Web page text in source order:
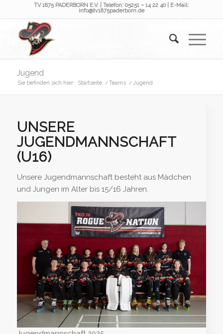
TV 1875 PADERBORN E.V. | Telefon: 05251 – 14 22 40 | E-Mail:
info@tv1875paderborn.de
Jugend
Sie befinden sich hier: Startseite / Teams / Jugend
UNSERE
JUGENDMANNSCHAFT
(U16)
Unsere Jugendmannschaft besteht aus Mädchen
und Jungen im Alter bis 15/16 Jahren.